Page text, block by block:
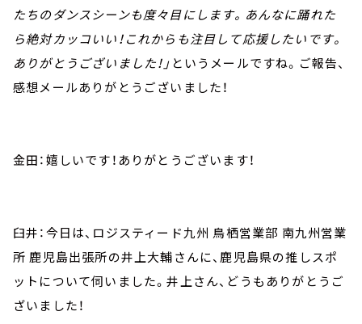
たちのダンスシーンも度々目にします。あんなに踊れた
ら絶対カッコいい！これからも注目して応援したいです。
ありがとうございました！」 というメールですね。ご報告、
感想メールありがとうございました！
金田：嬉しいです！ありがとうございます！
臼井：今日は、ロジスティード九州 鳥栖営業部 南九州営業
所 鹿児島出張所の井上大輔さんに、鹿児島県の推しスポ
ットについて伺いました。井上さん、どうもありがとうご
ざいました！